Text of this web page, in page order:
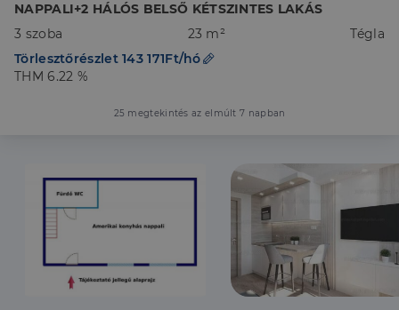
NAPPALI+2 HÁLÓS BELSŐ KÉTSZINTES LAKÁS
3 szoba
23 m²
Tégla
Törlesztőrészlet 143 171Ft/hó
THM 6.22 %
25 megtekintés az elmúlt 7 napban